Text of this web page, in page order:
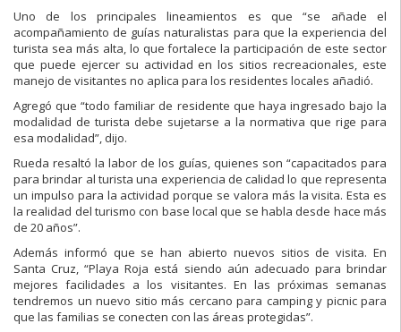
Uno de los principales lineamientos es que “se añade el
acompañamiento de guías naturalistas para que la experiencia del
turista sea más alta, lo que fortalece la participación de este sector
que puede ejercer su actividad en los sitios recreacionales, este
manejo de visitantes no aplica para los residentes locales añadió.
Agregó que “todo familiar de residente que haya ingresado bajo la
modalidad de turista debe sujetarse a la normativa que rige para
esa modalidad”, dijo.
Rueda resaltó la labor de los guías, quienes son “capacitados para
para brindar al turista una experiencia de calidad lo que representa
un impulso para la actividad porque se valora más la visita. Esta es
la realidad del turismo con base local que se habla desde hace más
de 20 años”.
Además informó que se han abierto nuevos sitios de visita. En
Santa Cruz, “Playa Roja está siendo aún adecuado para brindar
mejores facilidades a los visitantes. En las próximas semanas
tendremos un nuevo sitio más cercano para camping y picnic para
que las familias se conecten con las áreas protegidas”.